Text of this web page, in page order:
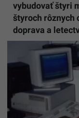
vybudovať štyri
štyroch rôznych
doprava a